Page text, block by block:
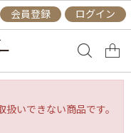
会員登録 ログイン
いできない商品です。